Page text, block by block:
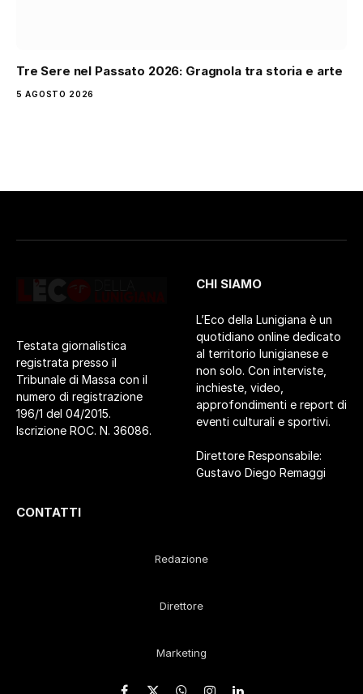
Tre Sere nel Passato 2026: Gragnola tra storia e arte
5 AGOSTO 2026
Testata giornalistica
registrata presso il
Tribunale di Massa con il
numero di registrazione
196/1 del 04/2015.
Iscrizione ROC. N. 36086.
CHI SIAMO
L’Eco della Lunigiana è un
quotidiano online dedicato
al territorio lunigianese e
non solo. Con interviste,
inchieste, video,
approfondimenti e report di
eventi culturali e sportivi.
Direttore Responsabile:
Gustavo Diego Remaggi
CONTATTI
Redazione
Direttore
Marketing